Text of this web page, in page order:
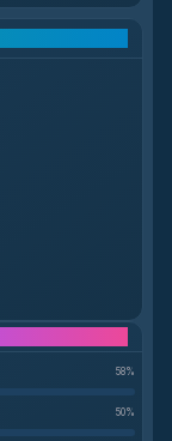
58%
50%